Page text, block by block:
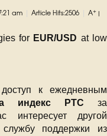
am Article Hits:2506 A+
for EUR/USD at low
к ежедневным
индекс РТС за
интересует другой
поддержки из